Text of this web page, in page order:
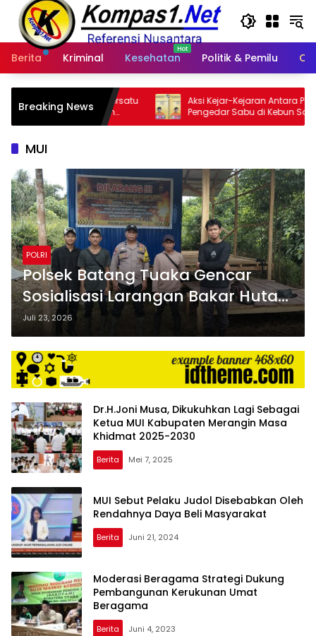
Langsung
konten
Berita
Kriminal Kesehatan Politik & Pemilu
Breaking News
Riau
Aksi Kejar-Kejaran Antara Polisi Dan
Pengedar Sabu di Kebun Sawit,
Satresnarkoba Polres Inhu Ringkus Dua
MUI
POLRI
Polsek Batang Tuaka Gencar
Sosialisasi Larangan Bakar Hutan
dan Lahan di Sungai Junjangan
Juli 23, 2026
Dr.H.Joni Musa, Dikukuhkan Lagi Sebagai
Ketua MUI Kabupaten Merangin Masa
Khidmat 2025-2030
Berita Mei 7, 2025
MUI Sebut Pelaku Judol Disebabkan Oleh
Rendahnya Daya Beli Masyarakat
Berita Juni 21, 2024
Moderasi Beragama Strategi Dukung
Pembangunan Kerukunan Umat
Beragama
Berita Juni 4, 2023